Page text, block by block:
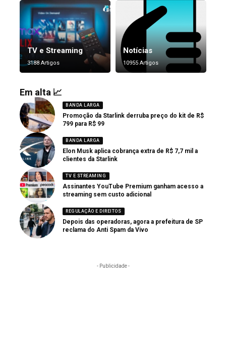
TV e Streaming
3188 Artigos
Notícias
10955 Artigos
Em alta 📈
BANDA LARGA
Promoção da Starlink derruba preço do kit de R$
799 para R$ 99
BANDA LARGA
Elon Musk aplica cobrança extra de R$ 7,7 mil a
clientes da Starlink
TV E STREAMING
Assinantes YouTube Premium ganham acesso a
streaming sem custo adicional
REGULAÇÃO E DIREITOS
Depois das operadoras, agora a prefeitura de SP
reclama do Anti Spam da Vivo
- Publicidade -